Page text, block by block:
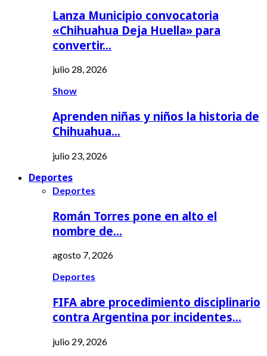
Lanza Municipio convocatoria
«Chihuahua Deja Huella» para
convertir…
julio 28, 2026
Show
Aprenden niñas y niños la historia de
Chihuahua…
julio 23, 2026
Deportes
Deportes
Román Torres pone en alto el
nombre de…
agosto 7, 2026
Deportes
FIFA abre procedimiento disciplinario
contra Argentina por incidentes…
julio 29, 2026